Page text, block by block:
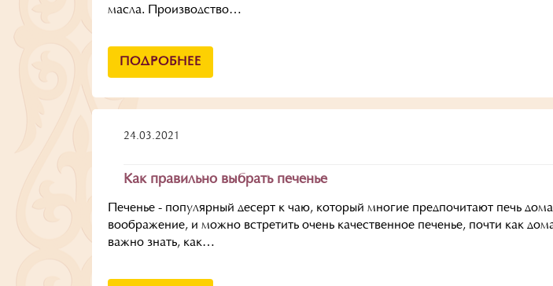
масла. Производство…
ПОДРОБНЕЕ
24.03.2021
Как правильно выбрать печенье
Печенье - популярный десерт к чаю, который многие предпочитают печь
воображение, и можно встретить очень качественное печенье, почти как
важно знать, как…